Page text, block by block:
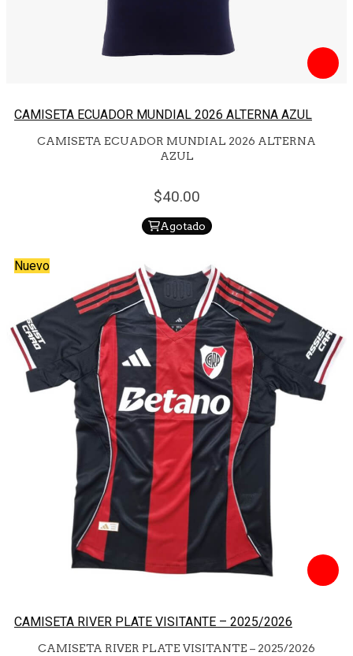
CAMISETA ECUADOR MUNDIAL 2026 ALTERNA AZUL
CAMISETA ECUADOR MUNDIAL 2026 ALTERNA
AZUL
40.00
Agotado
Nuevo
CAMISETA RIVER PLATE VISITANTE – 2025/2026
CAMISETA RIVER PLATE VISITANTE – 2025/2026